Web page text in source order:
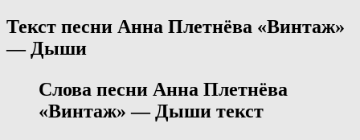
Текст песни Анна Плетнёва «Винтаж»
— Дыши
Слова песни Анна Плетнёва
«Винтаж» — Дыши текст